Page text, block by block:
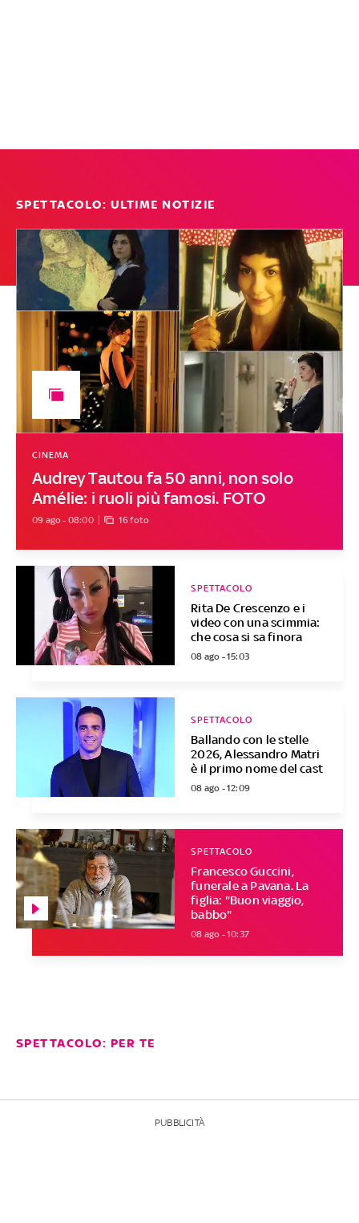
SPETTACOLO: ULTIME NOTIZIE
Audrey Tautou fa 50 anni, non solo
Amélie: i ruoli più famosi. FOTO
CINEMA
09 ago - 08:00 16 foto
Rita De Crescenzo e i
video con una scimmia:
che cosa si sa finora
SPETTACOLO
08 ago - 15:03
Ballando con le stelle
2026, Alessandro Matri
è il primo nome del cast
SPETTACOLO
08 ago - 12:09
Francesco Guccini,
funerale a Pavana. La
figlia: "Buon viaggio,
babbo"
SPETTACOLO
08 ago - 10:37
SPETTACOLO: PER TE
PUBBLICITÀ